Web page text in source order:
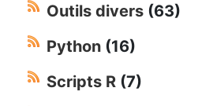
Outils divers (63)
Python (16)
Scripts R (7)